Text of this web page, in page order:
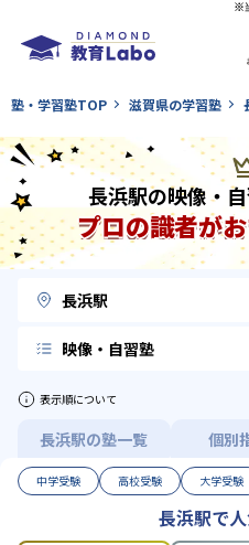
塾・学習塾TOP 滋賀県の学習塾
長浜駅の映像・
プロの識者が
長浜駅
映像・自習塾
表示順について
長浜駅の塾一覧 個別
中学受験 高校受験 大学受験
長浜駅で